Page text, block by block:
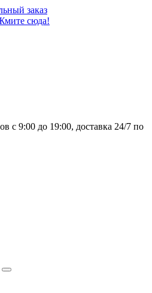
заказ
сюда!
с 9:00 до 19:00, доставка 24/7 по